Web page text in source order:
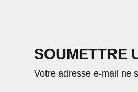
SOUMETTRE
Votre adresse e-mail ne